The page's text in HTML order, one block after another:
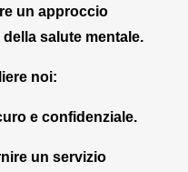
un approccio
salute mentale.
noi:
e confidenziale.
un servizio